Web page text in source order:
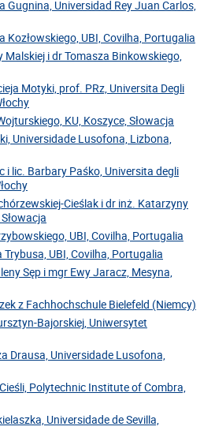
Gugnina, Universidad Rey Juan Carlos,
Kozłowskiego, UBI, Covilha, Portugalia
Malskiej i dr Tomasza Binkowskiego,
Motyki, prof. PRz, Universita Degli
KU, Koszyce, Słowacja
Universidade Lusofona, Lizbona,
i lic. Barbary Paśko, Universita degli
Cieślak i dr inż. Katarzyny
UBI, Covilha, Portugalia
UBI, Covilha, Portugalia
Sęp i mgr Ewy Jaracz, Mesyna,
z Fachhochschule Bielefeld (Niemcy)
Bajorskiej, Uniwersytet
Drausa, Universidade Lusofona,
Polytechnic Institute of Combra,
Universidade de Sevilla,